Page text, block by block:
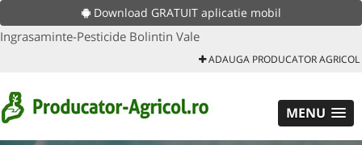
Download GRATUIT aplicatie mobil
Ingrasaminte-Pesticide Bolintin Vale
ADAUGA PRODUCATOR AGRICOL
MENU